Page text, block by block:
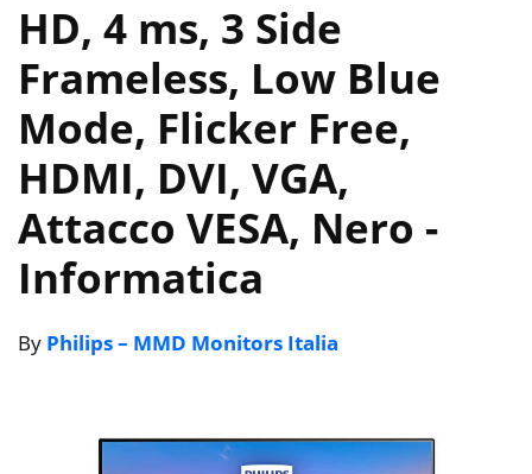
HD, 4 ms, 3 Side
Frameless, Low Blue
Mode, Flicker Free,
HDMI, DVI, VGA,
Attacco VESA, Nero -
Informatica
By Philips – MMD Monitors Italia